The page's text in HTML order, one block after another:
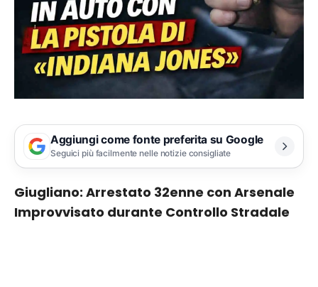
Aggiungi come fonte preferita su Google
Seguici più facilmente nelle notizie consigliate
Giugliano: Arrestato 32enne con Arsenale
Improvvisato durante Controllo Stradale